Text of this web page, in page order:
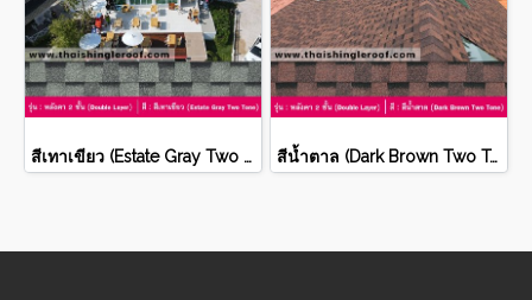
สีเทาเขียว (Estate Gray Two Tone) สีน้ำตาล (Dark Brown Two Tone)